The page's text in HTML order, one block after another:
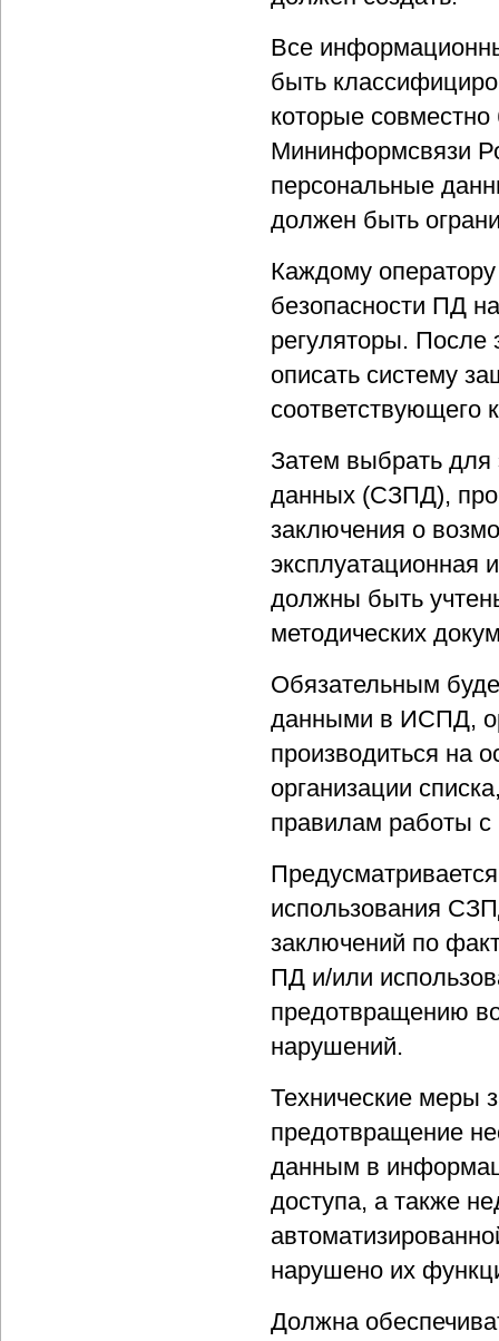
Все
быть
которые
Мининформсвязи
персональные
должен быть
Каждому
безопасности ПД
регуляторы. После
описать систему
Затем выбрать для
данных (СЗПД),
заключения о
эксплуатационная
должны быть
методических
Обязательным
данными в ИСПД,
производиться на
организации
правилам работы с
использования
заключений по
ПД и/или
предотвращению
нарушений.
Технические меры
предотвращение
данным в
доступа, а также
нарушено их
Должна